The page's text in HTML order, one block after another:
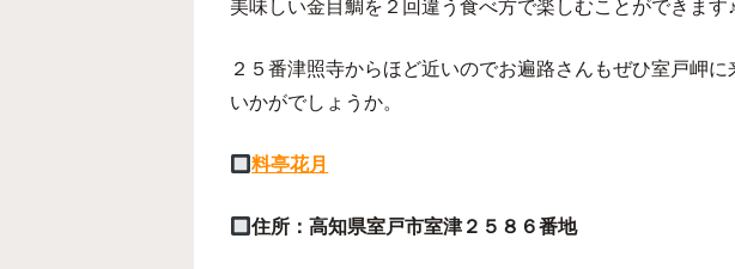
美味しい金目鯛を２回違う食べ方で楽しむことができます♪
２５番津照寺からほど近いのでお遍路さんもぜひ室戸岬
いかがでしょうか。
料亭花月
住所：高知県室戸市室津２５８６番地